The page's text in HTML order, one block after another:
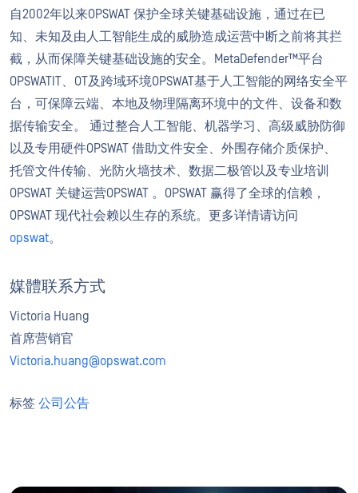
自2002年以来OPSWAT 保护全球关键基础设施，通过在已
知、未知及由人工智能生成的威胁造成运营中断之前将其拦
截，从而保障关键基础设施的安全。MetaDefender™平台
OPSWATIT、OT及跨域环境OPSWAT基于人工智能的网络安全平
台，可保障云端、本地及物理隔离环境中的文件、设备和数
据传输安全。 通过整合人工智能、机器学习、高级威胁防御
以及专用硬件OPSWAT 借助文件安全、外围存储介质保护、
托管文件传输、光防火墙技术、数据二极管以及专业培训
OPSWAT 关键运营OPSWAT 。OPSWAT 赢得了全球的信赖，
OPSWAT 现代社会赖以生存的系统。更多详情请访问
opswat。
媒體联系方式
Victoria Huang
首席营销官
Victoria.huang@opswat.com
标签 公司公告